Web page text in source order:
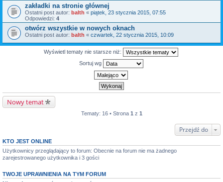
zakładki na stronie głównej
Ostatni post autor: balth « piątek, 23 stycznia 2015, 07:55
Odpowiedzi: 4
otwórz wszystkie w nowych oknach
Ostatni post autor: balth « czwartek, 22 stycznia 2015, 10:09
Wyświetl tematy nie starsze niż:
Sortuj wg
Nowy temat
Tematy: 16 • Strona 1 z 1
Przejdź do
KTO JEST ONLINE
Użytkownicy przeglądający to forum: Obecnie na forum nie ma żadnego
zarejestrowanego użytkownika i 3 gości
TWOJE UPRAWNIENIA NA TYM FORUM